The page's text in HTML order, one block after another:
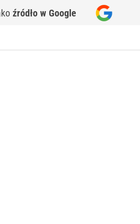
źródło w Google